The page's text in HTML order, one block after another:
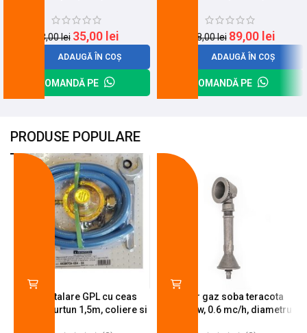
43,00lei 35,00 lei
ADAUGĂ ÎN COȘ
COMANDĂ PE
118,00lei 89,00 lei
ADAUGĂ ÎN COȘ
COMANDĂ PE
PRODUSE POPULARE
Kit instalare GPL cu ceas
butelie, furtun 1,5m, coliere si
Arzator gaz soba teracota
A600, 6 kw, 0.6 mc/h, diametru